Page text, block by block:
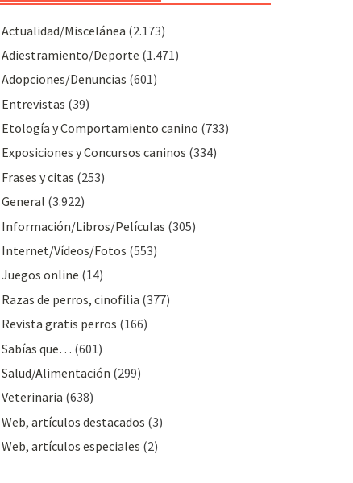
Actualidad/Miscelánea (2.173)
Adiestramiento/Deporte (1.471)
Adopciones/Denuncias (601)
Entrevistas (39)
Etología y Comportamiento canino (733)
Exposiciones y Concursos caninos (334)
Frases y citas (253)
General (3.922)
Información/Libros/Películas (305)
Internet/Vídeos/Fotos (553)
Juegos online (14)
Razas de perros, cinofilia (377)
Revista gratis perros (166)
Sabías que… (601)
Salud/Alimentación (299)
Veterinaria (638)
Web, artículos destacados (3)
Web, artículos especiales (2)